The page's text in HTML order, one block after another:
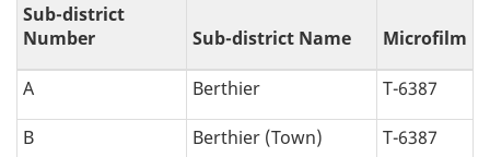
Sub-district
Number
Sub-district Name Microfilm
A Berthier T-6387
B Berthier (Town) T-6387